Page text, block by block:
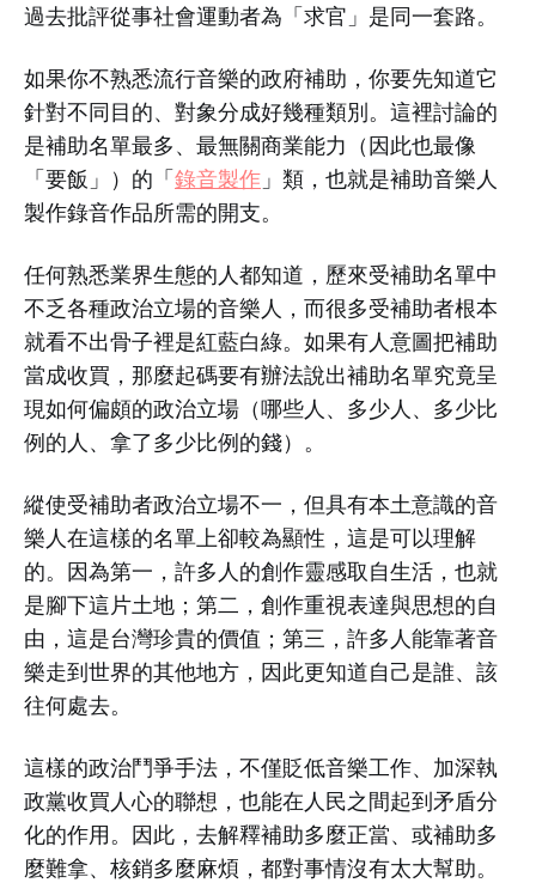
過去批評從事社會運動者為「求官」是同一套路。
如果你不熟悉流行音樂的政府補助，你要先知道它
針對不同目的、對象分成好幾種類別。這裡討論的
是補助名單最多、最無關商業能力（因此也最像
「要飯」）的「錄音製作 」類，也就是補助音樂人
製作錄音作品所需的開支。
任何熟悉業界生態的人都知道，歷來受補助名單中
不乏各種政治立場的音樂人，而很多受補助者根本
就看不出骨子裡是紅藍白綠。如果有人意圖把補助
當成收買，那麼起碼要有辦法說出補助名單究竟呈
現如何偏頗的政治立場（哪些人、多少人、多少比
例的人、拿了多少比例的錢）。
縱使受補助者政治立場不一，但具有本土意識的音
樂人在這樣的名單上卻較為顯性，這是可以理解
的。因為第一，許多人的創作靈感取自生活，也就
是腳下這片土地；第二，創作重視表達與思想的自
由，這是台灣珍貴的價值；第三，許多人能靠著音
樂走到世界的其他地方，因此更知道自己是誰、該
往何處去。
這樣的政治鬥爭手法，不僅貶低音樂工作、加深執
政黨收買人心的聯想，也能在人民之間起到矛盾分
化的作用。因此，去解釋補助多麼正當、或補助多
麼難拿、核銷多麼麻煩，都對事情沒有太大幫助。